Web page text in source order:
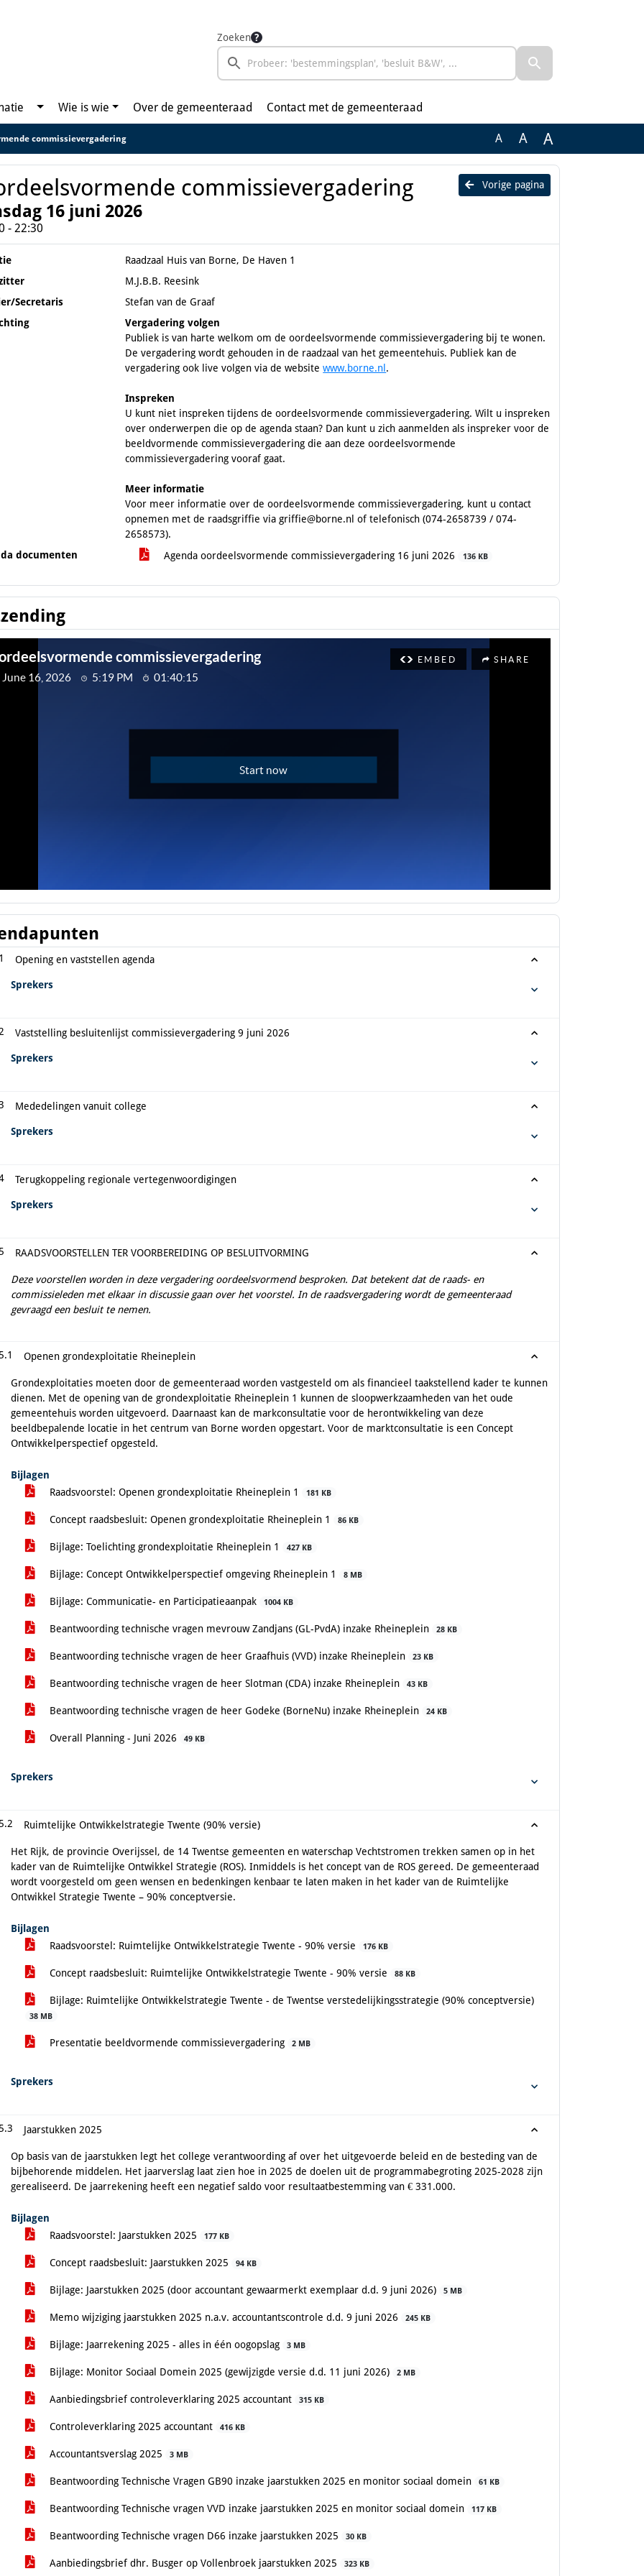
Zoeken
Wie is wie Over de gemeenteraad Contact met de gemeenteraad
commissievergadering A A A
Vorige pagina
commissievergadering
16 juni 2026
- 22:30
Raadzaal Huis van Borne, De Haven 1
M.J.B.B. Reesink
Secretaris
Stefan van de Graaf
Vergadering volgen
Publiek is van harte welkom om de oordeelsvormende commissievergadering bij te wonen.
De vergadering wordt gehouden in de raadzaal van het gemeentehuis. Publiek kan de
vergadering ook live volgen via de websitewww.borne.nl .
Inspreken
U kunt niet inspreken tijdens de oordeelsvormende commissievergadering. Wilt u inspreken
over onderwerpen die op de agenda staan? Dan kunt u zich aanmelden als inspreker voor de
beeldvormende commissievergadering die aan deze oordeelsvormende
commissievergadering vooraf gaat.
Meer informatie
Voor meer informatie over de oordeelsvormende commissievergadering, kunt u contact
opnemen met de raadsgriffie via griffie@borne.nl of telefonisch (074-2658739 / 074-
2658573).
documenten
Agenda oordeelsvormende commissievergadering 16 juni 2026 136 KB
Opening en vaststellen agenda
Sprekers
Vaststelling besluitenlijst commissievergadering 9 juni 2026
Sprekers
Mededelingen vanuit college
Sprekers
Terugkoppeling regionale vertegenwoordigingen
Sprekers
RAADSVOORSTELLEN TER VOORBEREIDING OP BESLUITVORMING
Deze voorstellen worden in deze vergadering oordeelsvormend besproken. Dat betekent dat de raads- en
commissieleden met elkaar in discussie gaan over het voorstel. In de raadsvergadering wordt de gemeenteraad
gevraagd een besluit te nemen.
Openen grondexploitatie Rheineplein
Grondexploitaties moeten door de gemeenteraad worden vastgesteld om als financieel taakstellend kader te kunnen
dienen. Met de opening van de grondexploitatie Rheineplein 1 kunnen de sloopwerkzaamheden van het oude
gemeentehuis worden uitgevoerd. Daarnaast kan de markconsultatie voor de herontwikkeling van deze
beeldbepalende locatie in het centrum van Borne worden opgestart. Voor de marktconsultatie is een Concept
Ontwikkelperspectief opgesteld.
Bijlagen
Raadsvoorstel: Openen grondexploitatie Rheineplein 1
181 KB
Concept raadsbesluit: Openen grondexploitatie Rheineplein 1 86 KB
Bijlage: Toelichting grondexploitatie Rheineplein 1 427 KB
Bijlage: Concept Ontwikkelperspectief omgeving Rheineplein 1 8 MB
Bijlage: Communicatie- en Participatieaanpak 1004 KB
Beantwoording technische vragen mevrouw Zandjans (GL-PvdA) inzake Rheineplein 28 KB
Beantwoording technische vragen de heer Graafhuis (VVD) inzake Rheineplein 23 KB
Beantwoording technische vragen de heer Slotman (CDA) inzake Rheineplein 43 KB
Beantwoording technische vragen de heer Godeke (BorneNu) inzake Rheineplein 24 KB
Overall Planning - Juni 2026 49 KB
Sprekers
Ruimtelijke Ontwikkelstrategie Twente (90% versie)
Het Rijk, de provincie Overijssel, de 14 Twentse gemeenten en waterschap Vechtstromen trekken samen op in het
kader van de Ruimtelijke Ontwikkel Strategie (ROS). Inmiddels is het concept van de ROS gereed. De gemeenteraad
wordt voorgesteld om geen wensen en bedenkingen kenbaar te laten maken in het kader van de Ruimtelijke
Ontwikkel Strategie Twente – 90% conceptversie.
Bijlagen
Raadsvoorstel: Ruimtelijke Ontwikkelstrategie Twente - 90% versie
176 KB
Concept raadsbesluit: Ruimtelijke Ontwikkelstrategie Twente - 90% versie 88 KB
Bijlage: Ruimtelijke Ontwikkelstrategie Twente - de Twentse verstedelijkingsstrategie (90% conceptversie)
38 MB
Presentatie beeldvormende commissievergadering 2 MB
Sprekers
Jaarstukken 2025
Op basis van de jaarstukken legt het college verantwoording af over het uitgevoerde beleid en de besteding van de
bijbehorende middelen. Het jaarverslag laat zien hoe in 2025 de doelen uit de programmabegroting 2025-2028 zijn
gerealiseerd. De jaarrekening heeft een negatief saldo voor resultaatbestemming van € 331.000.
Bijlagen
Raadsvoorstel: Jaarstukken 2025
177 KB
Concept raadsbesluit: Jaarstukken 2025 94 KB
Bijlage: Jaarstukken 2025 (door accountant gewaarmerkt exemplaar d.d. 9 juni 2026) 5 MB
Memo wijziging jaarstukken 2025 n.a.v. accountantscontrole d.d. 9 juni 2026 245 KB
Bijlage: Jaarrekening 2025 - alles in één oogopslag 3 MB
Bijlage: Monitor Sociaal Domein 2025 (gewijzigde versie d.d. 11 juni 2026) 2 MB
Aanbiedingsbrief controleverklaring 2025 accountant 315 KB
Controleverklaring 2025 accountant 416 KB
Accountantsverslag 2025 3 MB
Beantwoording Technische Vragen GB90 inzake jaarstukken 2025 en monitor sociaal domein 61 KB
Beantwoording Technische vragen VVD inzake jaarstukken 2025 en monitor sociaal domein 117 KB
Beantwoording Technische vragen D66 inzake jaarstukken 2025 30 KB
Aanbiedingsbrief dhr. Busger op Vollenbroek jaarstukken 2025 323 KB